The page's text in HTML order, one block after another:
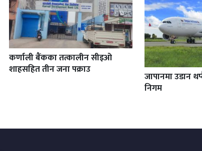
कर्णाली बैंकका तत्कालीन सीइओ
शाहसहित तीन जना पक्राउ
जापानमा उडान
निगम